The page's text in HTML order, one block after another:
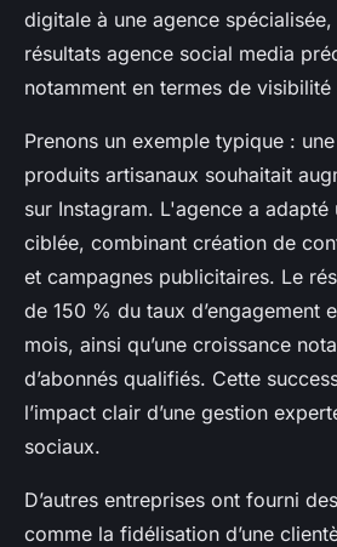
digitale à une agence
résultats agence social media
notamment en termes de visibilité
Prenons un exemple typique :
produits artisanaux souhaitait
sur Instagram. L'agence a adapté
ciblée, combinant création de
et campagnes publicitaires. Le
de 150 % du taux d’engagement
mois, ainsi qu’une croissance
d’abonnés qualifiés. Cette
l’impact clair d’une gestion
sociaux.
D’autres entreprises ont fourni
comme la fidélisation d’une